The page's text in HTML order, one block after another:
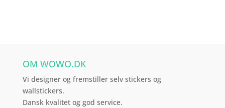
varesiden
OM WOWO.DK
Vi designer og fremstiller selv stickers og
wallstickers.
Dansk kvalitet og god service.